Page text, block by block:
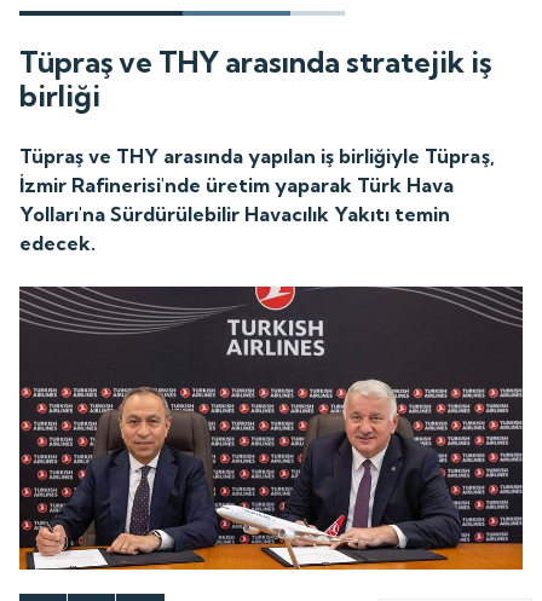
Tüpraş ve THY arasında stratejik iş
birliği
Tüpraş ve THY arasında yapılan iş birliğiyle Tüpraş,
İzmir Rafinerisi'nde üretim yaparak Türk Hava
Yolları'na Sürdürülebilir Havacılık Yakıtı temin
edecek.